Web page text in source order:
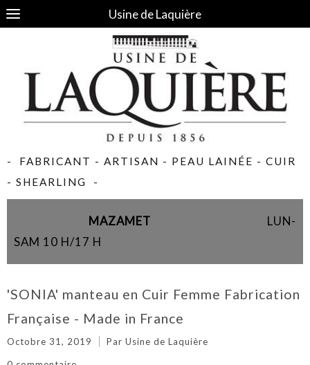
Usine de Laquière
- FABRICANT - ARTISAN - PEAU LAINÉE - CUIR
- SHEARLING -
MAZAMET LUN-
SAM 10 H/17 H
'SONIA' manteau en Cuir Femme Fabrication
Française - Made in France
Octobre 31, 2019 Par Usine de Laquière